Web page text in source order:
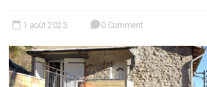
1 août 2023 0 Comment